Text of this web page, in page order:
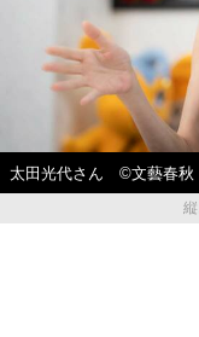
太田光代さん ©文藝春秋